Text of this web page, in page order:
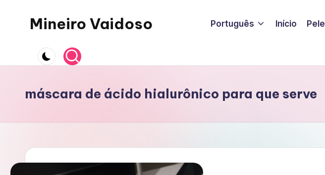
Mineiro Vaidoso
Care,
Resenhas
Português Início Pele
máscara de ácido hialurônico para que serve